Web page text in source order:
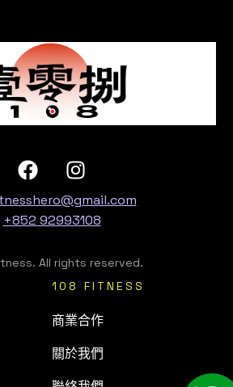
+852 92993108
All rights reserved.
108 FITNESS
商業合作
關於我們